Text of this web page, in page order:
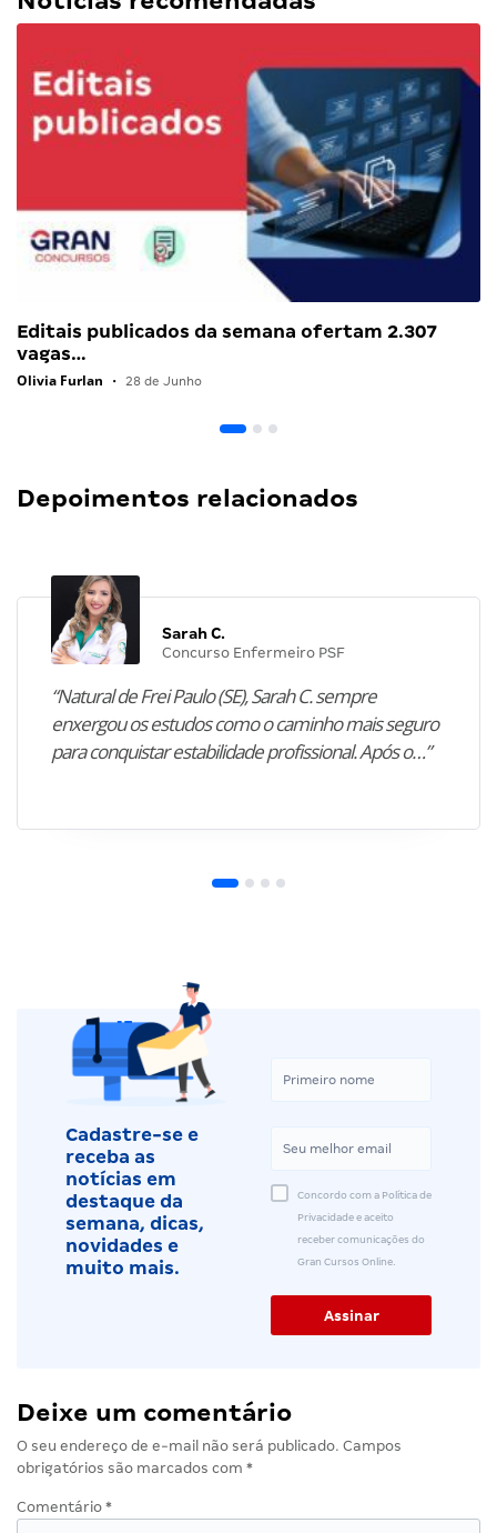
Editais publicados da semana ofertam 2.307
vagas…
Olivia Furlan • 28 de Junho
Depoimentos relacionados
Sarah C.
Concurso Enfermeiro PSF
“Natural de Frei Paulo (SE), Sarah C. sempre
enxergou os estudos como o caminho mais seguro
para conquistar estabilidade profissional. Após o…”
Cadastre-se e
receba as
notícias em
destaque da
semana, dicas,
novidades e
muito mais.
Concordo com a Política de
Privacidade e aceito
receber comunicações do
Gran Cursos Online.
Deixe um comentário
O seu endereço de e-mail não será publicado. Campos
obrigatórios são marcados com *
Comentário *